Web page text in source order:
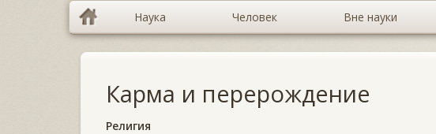
Наука Человек Вне науки
Карма и перерождение
Религия